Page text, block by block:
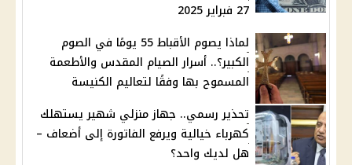
27 فبراير 2025
لماذا يصوم الأقباط 55 يومًا في الصوم
الكبير؟.. أسرار الصيام المقدس والأطعمة
المسموح بها وفقًا لتعاليم الكنيسة
تحذير رسمي.. جهاز منزلي شهير يستهلك
كهرباء خيالية ويرفع الفاتورة إلى أضعاف –
هل لديك واحد؟